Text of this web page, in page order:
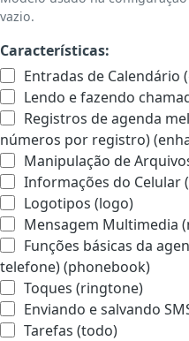
vazio.
Características:
Entradas de Calendário
Lendo e fazendo
Registros de agenda
números por registro)
Manipulação de
Informações do Celular
Logotipos (logo)
Mensagem Multimedia
Funções básicas da
telefone) (phonebook)
Toques (ringtone)
Enviando e salvando
Tarefas (todo)